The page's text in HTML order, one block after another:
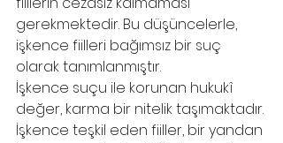
gerekmektedir. Bu düşüncelerle,
işkence fiilleri bağımsız bir suç
olarak tanımlanmıştır.
İşkence suçu ile korunan hukukî
değer, karma bir nitelik taşımaktadır.
İşkence teşkil eden fiiller, bir yandan